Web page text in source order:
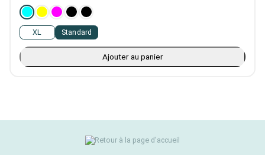
XL Standard
Ajouter au panier